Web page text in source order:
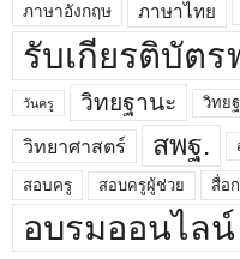
ภาษาอังกฤษ ภาษาไทย
รับเกียรติบัตร
วันครู วิทยฐานะ วิทย
วิทยาศาสตร์ สพฐ.
สอบครู สอบครูผู้ช่วย สื่อ
อบรมออนไลน์